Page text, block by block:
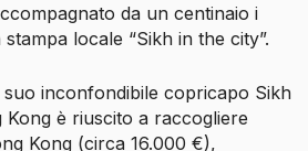
da un centinaio i
locale “Sikh in the city”.
inconfondibile copricapo Sikh
è riuscito a raccogliere
Kong (circa 16.000 €),